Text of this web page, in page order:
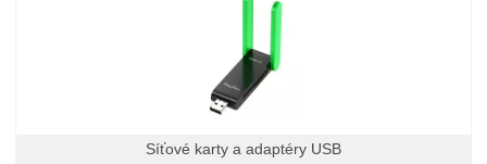
Síťové karty a adaptéry USB